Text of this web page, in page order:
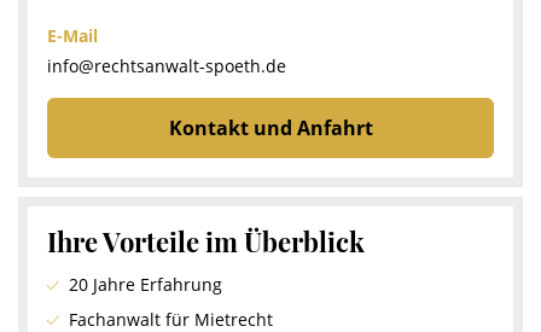
E-Mail
info@rechtsanwalt-spoeth.de
Kontakt und Anfahrt
Ihre Vorteile im Überblick
20 Jahre Erfahrung
Fachanwalt für Mietrecht